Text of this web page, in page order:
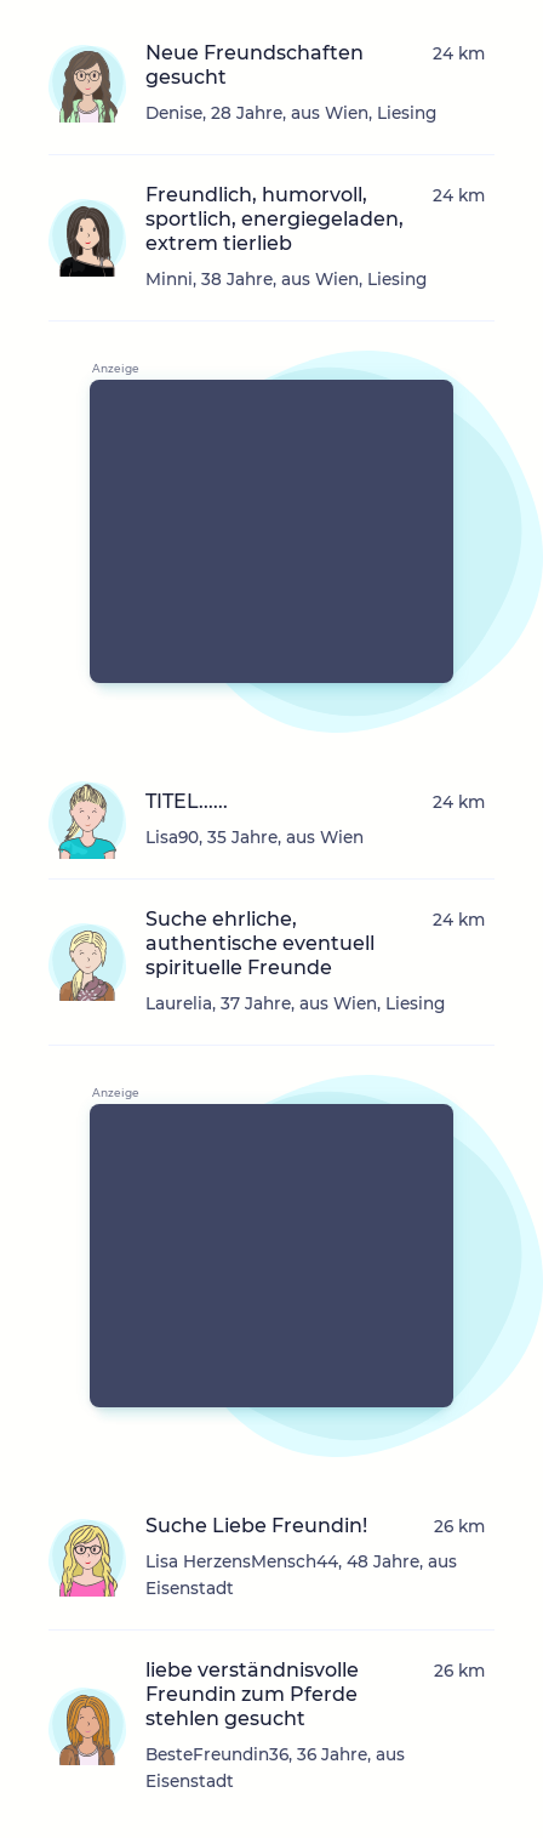
Neue Freundschaften
gesucht
Denise, 28 Jahre, aus Wien, Liesing
24 km
Freundlich, humorvoll,
sportlich, energiegeladen,
extrem tierlieb
Minni, 38 Jahre, aus Wien, Liesing
24 km
TITEL......
Lisa90, 35 Jahre, aus Wien
24 km
Suche ehrliche,
authentische eventuell
spirituelle Freunde
Laurelia, 37 Jahre, aus Wien, Liesing
24 km
Suche Liebe Freundin!
Lisa HerzensMensch44, 48 Jahre, aus
Eisenstadt
26 km
liebe verständnisvolle
Freundin zum Pferde
stehlen gesucht
BesteFreundin36, 36 Jahre, aus
Eisenstadt
26 km